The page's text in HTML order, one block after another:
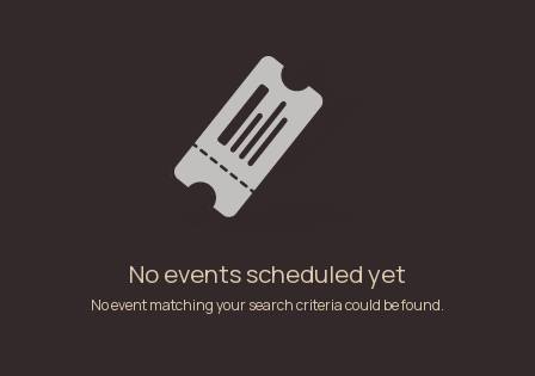
No events scheduled yet
No event matching your search criteria could be found.